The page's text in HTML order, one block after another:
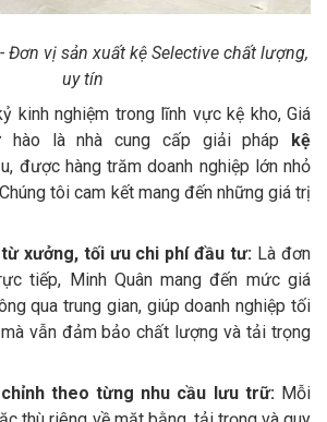
Đơn vị sản xuất kệ Selective chất lượng,
uy tín
kinh nghiệm trong lĩnh vực kệ kho, Giá
hào là nhà cung cấp giải pháp kệ
được hàng trăm doanh nghiệp lớn nhỏ
tôi cam kết mang đến những giá trị
xưởng, tối ưu chi phí đầu tư: Là đơn
tiếp, Minh Quân mang đến mức giá
qua trung gian, giúp doanh nghiệp tối
vẫn đảm bảo chất lượng và tải trọng
theo từng nhu cầu lưu trữ: Mỗi